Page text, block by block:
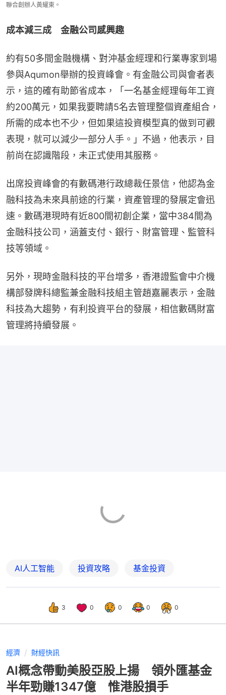
聯合創辦人黃耀東。
成本減三成　金融公司感興趣
約有50多間金融機構、對沖基金經理和行業專家到場
參與Aqumon舉辦的投資峰會。有金融公司與會者表
示，這的確有助節省成本，「一名基金經理每年工資
約200萬元，如果我要聘請5名去管理整個資產組合，
所需的成本也不少，但如果這投資模型真的做到可觀
表現，就可以減少一部分人手。」不過，他表示，目
前尚在認識階段，未正式使用其服務。
出席投資峰會的有數碼港行政總裁任景信，他認為金
融科技為未來具前途的行業，資產管理的發展定會迅
速。數碼港現時有近800間初創企業，當中384間為
金融科技公司，涵蓋支付、銀行、財富管理、監管科
技等領域。
另外，現時金融科技的平台增多，香港證監會中介機
構部發牌科總監兼金融科技組主管趙嘉麗表示，金融
科技為大趨勢，有利投資平台的發展，相信數碼財富
管理將持續發展。
AI人工智能 投資攻略 基金投資
3 0 0 0 0
經濟 財經快訊
AI概念帶動美股亞股上揚 領外匯基金
半年勁賺1347億 惟港股損手